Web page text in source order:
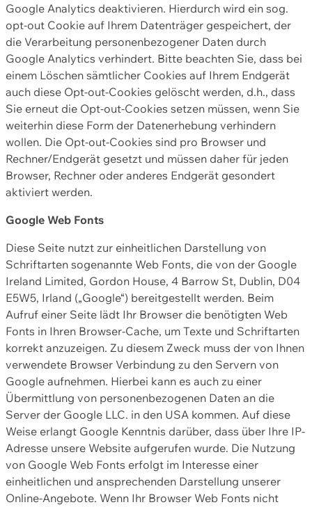
Google Analytics deaktivieren. Hierdurch wird ein sog.
opt-out Cookie auf Ihrem Datenträger gespeichert, der
die Verarbeitung personenbezogener Daten durch
Google Analytics verhindert. Bitte beachten Sie, dass bei
einem Löschen sämtlicher Cookies auf Ihrem Endgerät
auch diese Opt-out-Cookies gelöscht werden, d.h., dass
Sie erneut die Opt-out-Cookies setzen müssen, wenn Sie
weiterhin diese Form der Datenerhebung verhindern
wollen. Die Opt-out-Cookies sind pro Browser und
Rechner/Endgerät gesetzt und müssen daher für jeden
Browser, Rechner oder anderes Endgerät gesondert
aktiviert werden.
Google Web Fonts
Diese Seite nutzt zur einheitlichen Darstellung von
Schriftarten sogenannte Web Fonts, die von der Google
Ireland Limited, Gordon House, 4 Barrow St, Dublin, D04
E5W5, Irland („Google“) bereitgestellt werden. Beim
Aufruf einer Seite lädt Ihr Browser die benötigten Web
Fonts in Ihren Browser-Cache, um Texte und Schriftarten
korrekt anzuzeigen. Zu diesem Zweck muss der von Ihnen
verwendete Browser Verbindung zu den Servern von
Google aufnehmen. Hierbei kann es auch zu einer
Übermittlung von personenbezogenen Daten an die
Server der Google LLC. in den USA kommen. Auf diese
Weise erlangt Google Kenntnis darüber, dass über Ihre IP-
Adresse unsere Website aufgerufen wurde. Die Nutzung
von Google Web Fonts erfolgt im Interesse einer
einheitlichen und ansprechenden Darstellung unserer
Online-Angebote. Wenn Ihr Browser Web Fonts nicht